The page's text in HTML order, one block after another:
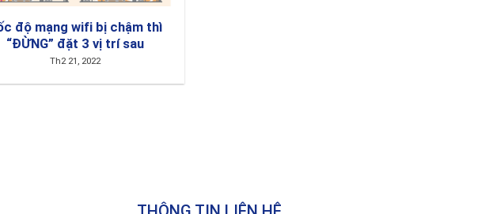
độ mạng wifi bị chậm thì
“ĐỪNG” đặt 3 vị trí sau
Th2 21, 2022